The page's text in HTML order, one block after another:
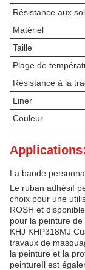
Résistance aux
Matériel
Taille
Plage de
Résistance à la
Liner
Couleur
Applications:
La bande
Le ruban adhésif
choix pour une
ROSH et
pour la peinture
KHJ KHP318MJ
travaux de
la peinture et la
peintureIl est